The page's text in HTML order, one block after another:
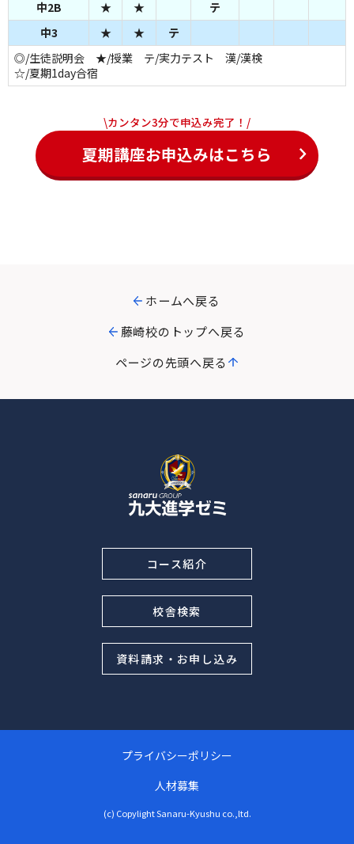
中2B
★ ★
テ
中3
★ ★
テ
◎/生徒説明会 ★/授業 テ/実力テスト 漢/漢検
☆/夏期1day合宿
\カンタン3分で申込み完了！/
夏期講座お申込みはこちら
藤崎校のトップへ戻る
ホームへ戻る
ページの先頭へ戻る
コース紹介
校舎検索
資料請求・お申し込み
プライバシーポリシー
人材募集
(c) Copylight Sanaru-Kyushu co.,ltd.